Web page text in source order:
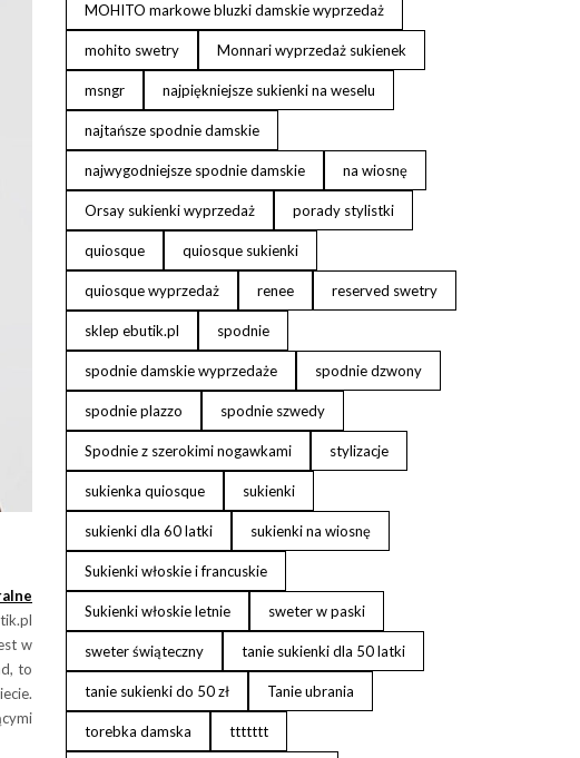
w
to
MOHITO markowe bluzki damskie wyprzedaż
mohito swetry Monnari wyprzedaż sukienek
msngr najpiękniejsze sukienki na weselu
najtańsze spodnie damskie
najwygodniejsze spodnie damskie na wiosnę
Orsay sukienki wyprzedaż porady stylistki
quiosque quiosque sukienki
quiosque wyprzedaż renee reserved swetry
sklep ebutik.pl spodnie
spodnie damskie wyprzedaże spodnie dzwony
spodnie plazzo spodnie szwedy
Spodnie z szerokimi nogawkami stylizacje
sukienka quiosque sukienki
sukienki dla 60 latki sukienki na wiosnę
Sukienki włoskie i francuskie
Sukienki włoskie letnie sweter w paski
sweter świąteczny tanie sukienki dla 50 latki
tanie sukienki do 50 zł Tanie ubrania
torebka damska ttttttt